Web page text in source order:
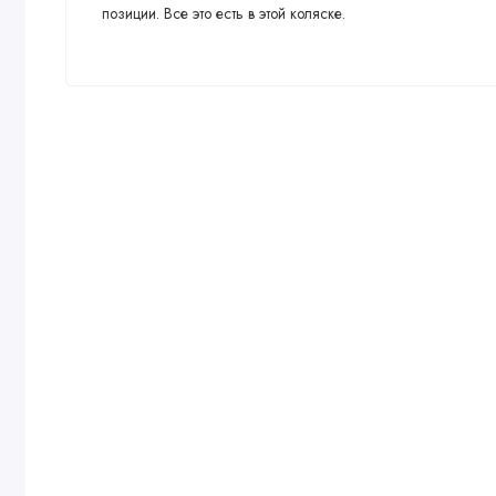
позиции. Все это есть в этой коляске.